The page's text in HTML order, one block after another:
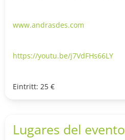
www.andrasdes.com
https://youtu.be/j7VdFHs66LY
Eintritt: 25 €
Lugares del evento